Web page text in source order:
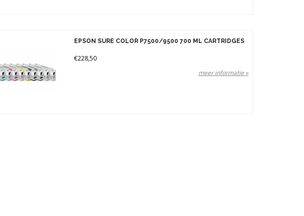
EPSON SURE COLOR P7500/9500 700 ML CARTRIDGES
€228,50
meer informatie »